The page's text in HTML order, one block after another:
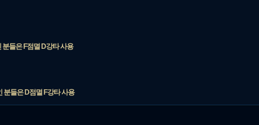
분들은 F점멸 D강타 사용
분들은 D점멸 F강타 사용